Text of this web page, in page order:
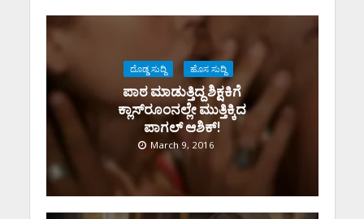
ದೊಡ್ಡ ಸುದ್ದಿ ಹೊಸ ಸುದ್ದಿ
ಪಾಠ ಮಾಡುತ್ತಿದ್ದ ಶಿಕ್ಷಕಿಗೆ
ಕ್ಲಾಸ್‌‌‌ರೂಂನಲ್ಲೇ ಮುತ್ತಿಕ್ಕಿದ
ಪಾಗಲ್ ಆಶಿಕ್!
March 9, 2016